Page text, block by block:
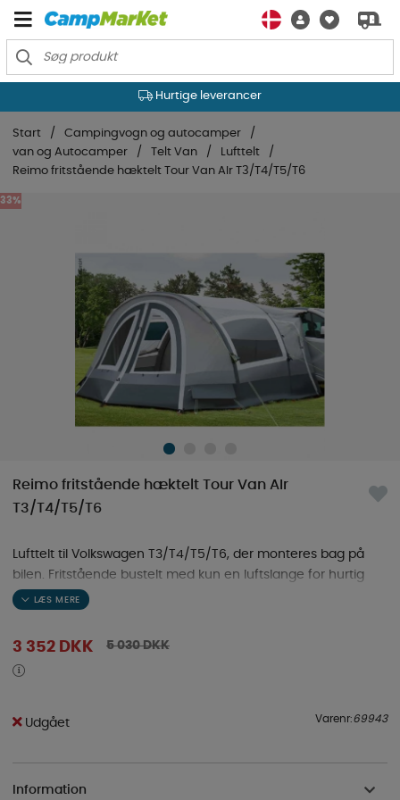
Hurtige leverancer
Start
Campingvogn og autocamper
van og Autocamper
Telt Van
Lufttelt
Reimo fritstående hæktelt Tour Van AIr T3/T4/T5/T6
33
Reimo fritstående hæktelt Tour Van AIr
T3/T4/T5/T6
Lufttelt til Volkswagen T3/T4/T5/T6, der monteres bag på
bilen. Fritstående bustelt med kun en luftslange for hurtig
montering.
5 030DKK
3 352 DKK
Udgået Varenr:69943
Information